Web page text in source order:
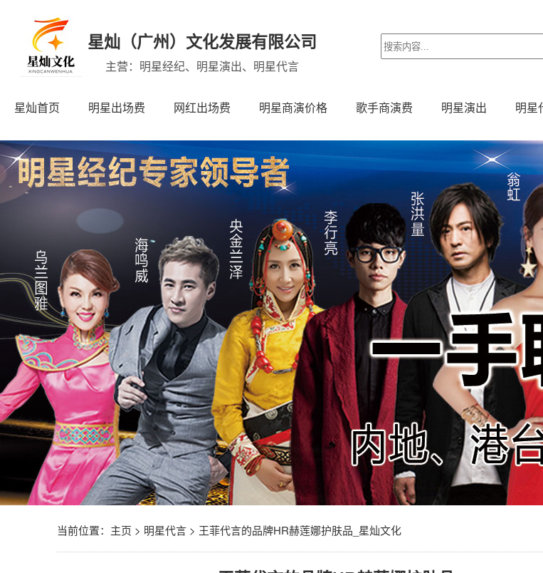
星灿（广州）文化发展有限公司
主营：明星经纪、明星演出、明星代言
星灿首页 明星出场费 网红出场费 明星商演价格 歌手商演费 明星演出 明星
当前位置： 主页 > 明星代言> 王菲代言的品牌HR赫莲娜护肤品_星灿文化